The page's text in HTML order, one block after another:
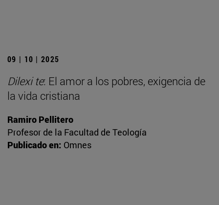
09 | 10 | 2025
Dilexi te: El amor a los pobres, exigencia de
la vida cristiana
Ramiro Pellitero
Profesor de la Facultad de Teología
Publicado en: Omnes